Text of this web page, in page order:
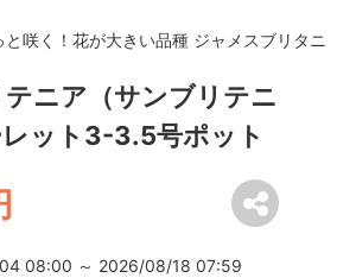
咲く！花が大きい品種 ジャメスブリタニ
ニア（サンブリテニ
ット3-3.5号ポット
08:00 ～ 2026/08/18 07:59